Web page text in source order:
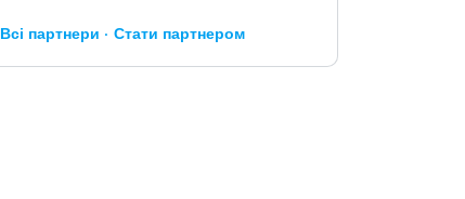
Всі партнери Стати партнером